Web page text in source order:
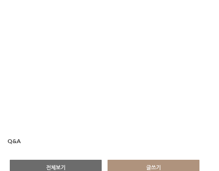
Q&A
전체보기 글쓰기